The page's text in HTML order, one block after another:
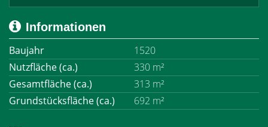
Informationen
Baujahr
1520
Nutzfläche (ca.)
330 m²
Gesamtfläche (ca.)
313 m²
Grundstücksfläche (ca.)
692 m²